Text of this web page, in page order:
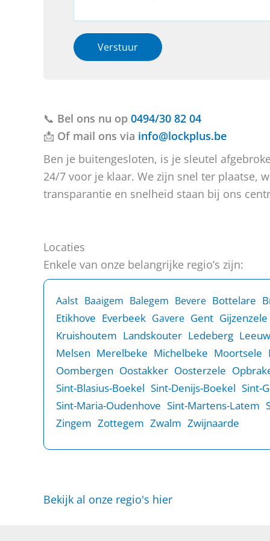
*
e
h
e
g
n
?
c
i
e
c
t
Verstuur
📞 Bel ons nu op 0494/30 82 04
📩 Of mail ons via info@lockplus.be
Ben je buitengesloten, is je sleutel
24/7 voor je klaar. We zijn snel ter plaatse,
transparantie en snelheid staan bij ons
Locaties
Enkele van onze belangrijke regio’s zijn:
Aalst Baaigem Balegem Bevere Bottelare
Etikhove Everbeek Gavere Gent Gijzenzele
Kruishoutem Landskouter Ledeberg
Melsen Merelbeke Michelbeke Moortsele
Oombergen Oostakker Oosterzele
Sint-Blasius-Boekel Sint-Denijs-Boekel Sint-
Sint-Maria-Oudenhove Sint-Martens-Latem
Zingem Zottegem Zwalm Zwijnaarde
Bekijk al onze regio's hier